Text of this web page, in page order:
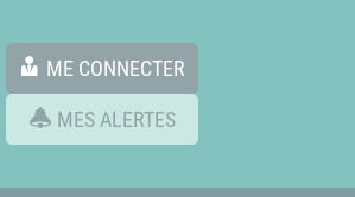
ME CONNECTER
MES ALERTES